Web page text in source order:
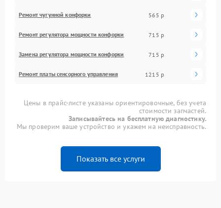
Ремонт чугунной конфорки 565 р
Ремонт регулятора мощности конфорки 715 р
Замена регулятора мощности конфорки 715 р
Ремонт платы сенсорного управления 1215 р
Цены в прайс-листе указаны ориентировочные, без учета
стоимости запчастей.
Записывайтесь на бесплатную диагностику.
Мы проверим ваше устройство и укажем на неисправность.
Показать все услуги